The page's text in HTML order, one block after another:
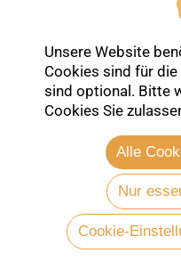
Entdecken
Unsere Website
Cookies sind für
sind optional. Bitte
Cookies Sie
Alle
Nur
Cookie-